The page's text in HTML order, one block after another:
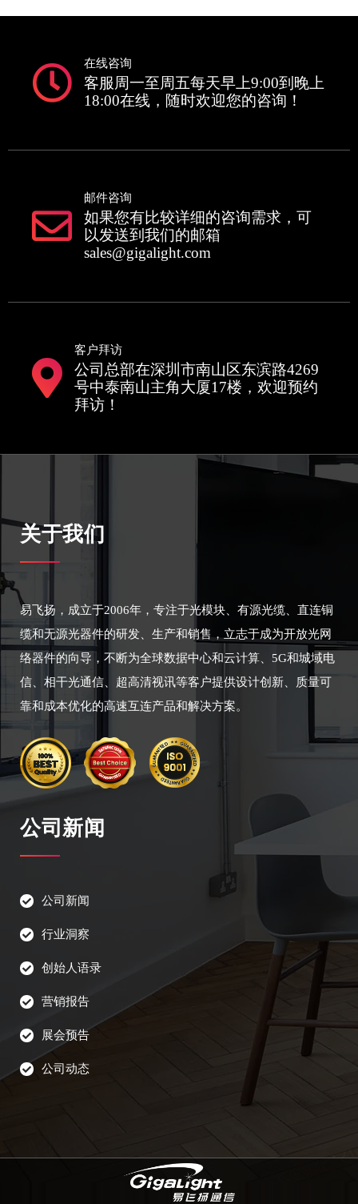
在线咨询
客服周一至周五每天早上9:00到晚上
18:00在线，随时欢迎您的咨询！
邮件咨询
如果您有比较详细的咨询需求，可
以发送到我们的邮箱
sales@gigalight.com
客户拜访
公司总部在深圳市南山区东滨路4269
号中泰南山主角大厦17楼，欢迎预约
拜访！
关于我们
易飞扬，成立于2006年，专注于光模块、有源光缆、直连铜
缆和无源光器件的研发、生产和销售，立志于成为开放光网
络器件的向导，不断为全球数据中心和云计算、5G和城域电
信、相干光通信、超高清视讯等客户提供设计创新、质量可
靠和成本优化的高速互连产品和解决方案。
公司新闻
公司新闻
行业洞察
创始人语录
营销报告
展会预告
公司动态